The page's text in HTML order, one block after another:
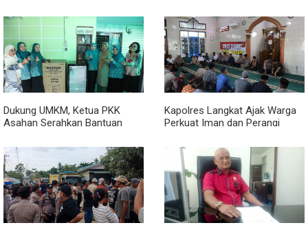
Nasional
Dukung UMKM, Ketua PKK
Asahan Serahkan Bantuan
Sentang
Kapolres Langkat Ajak Warga
Perkuat Iman dan Perangi
Curhat